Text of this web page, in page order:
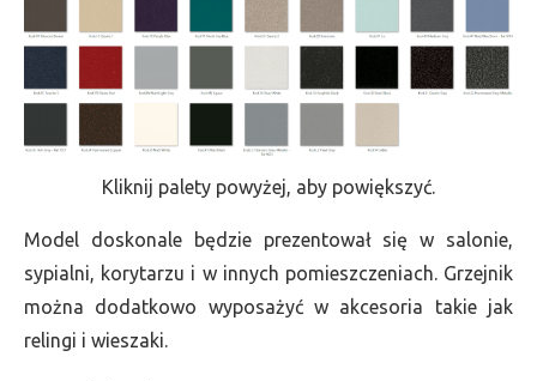
Kliknij palety powyżej, aby powiększyć.
Model doskonale będzie prezentował się w salonie,
sypialni, korytarzu i w innych pomieszczeniach. Grzejnik
można dodatkowo wyposażyć w akcesoria takie jak
relingi i wieszaki.